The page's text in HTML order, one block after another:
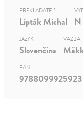
PREKLADATEĽ
Lipták Michal N
JAZYK
Slovenčina
VÄZBA
EAN
9788099925923